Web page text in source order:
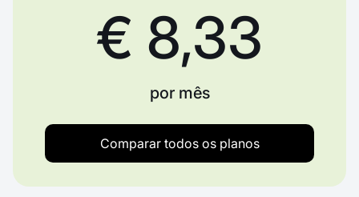
€ 8,33
por mês
Comparar todos os planos